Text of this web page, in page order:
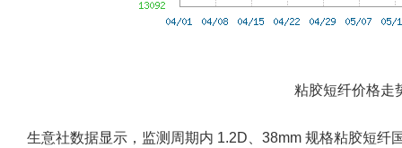
粘胶短纤价格走
生意社数据显示，监测周期内 1.2D、38mm 规格粘胶短纤